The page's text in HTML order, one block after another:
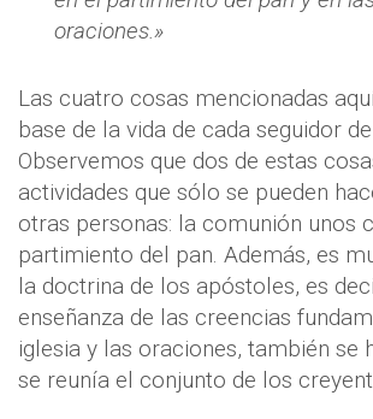
oraciones.»
Las cuatro cosas mencionadas
base de la vida de cada seguidor
Observemos que dos de estas
actividades que sólo se pueden
otras personas: la comunión unos
partimiento del pan. Además, es
la doctrina de los apóstoles, es
enseñanza de las creencias
iglesia y las oraciones, también se
se reunía el conjunto de los